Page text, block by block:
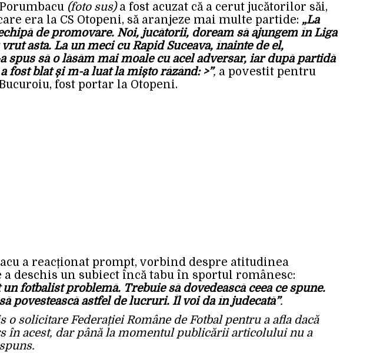
(foto sus)a fost acuzat că a cerut jucătorilor săi,
era la CS Otopeni, să aranjeze mai multe partide: „La
de promovare. Noi, jucătorii, doream să ajungem în Liga
asta. La un meci cuRapidSuceava, înainte de el,
spus să o lăsăm mai moale cu acel adversar, iar după partidă
fost blat și m-a luat la mișto râzând: >”, a povestit pentru
fost portar la Otopeni.
a reacționat prompt, vorbind despre atitudinea
a deschis un subiect încă tabu în sportul românesc:
fotbalist problemă. Trebuie să dovedească ceea ce spune.
povestească astfel de lucruri. Îl voi da în judecată”.
o solicitare Federației Române de Fotbal pentru a afla dacă
în acest, dar până la momentul publicării articolului nu a